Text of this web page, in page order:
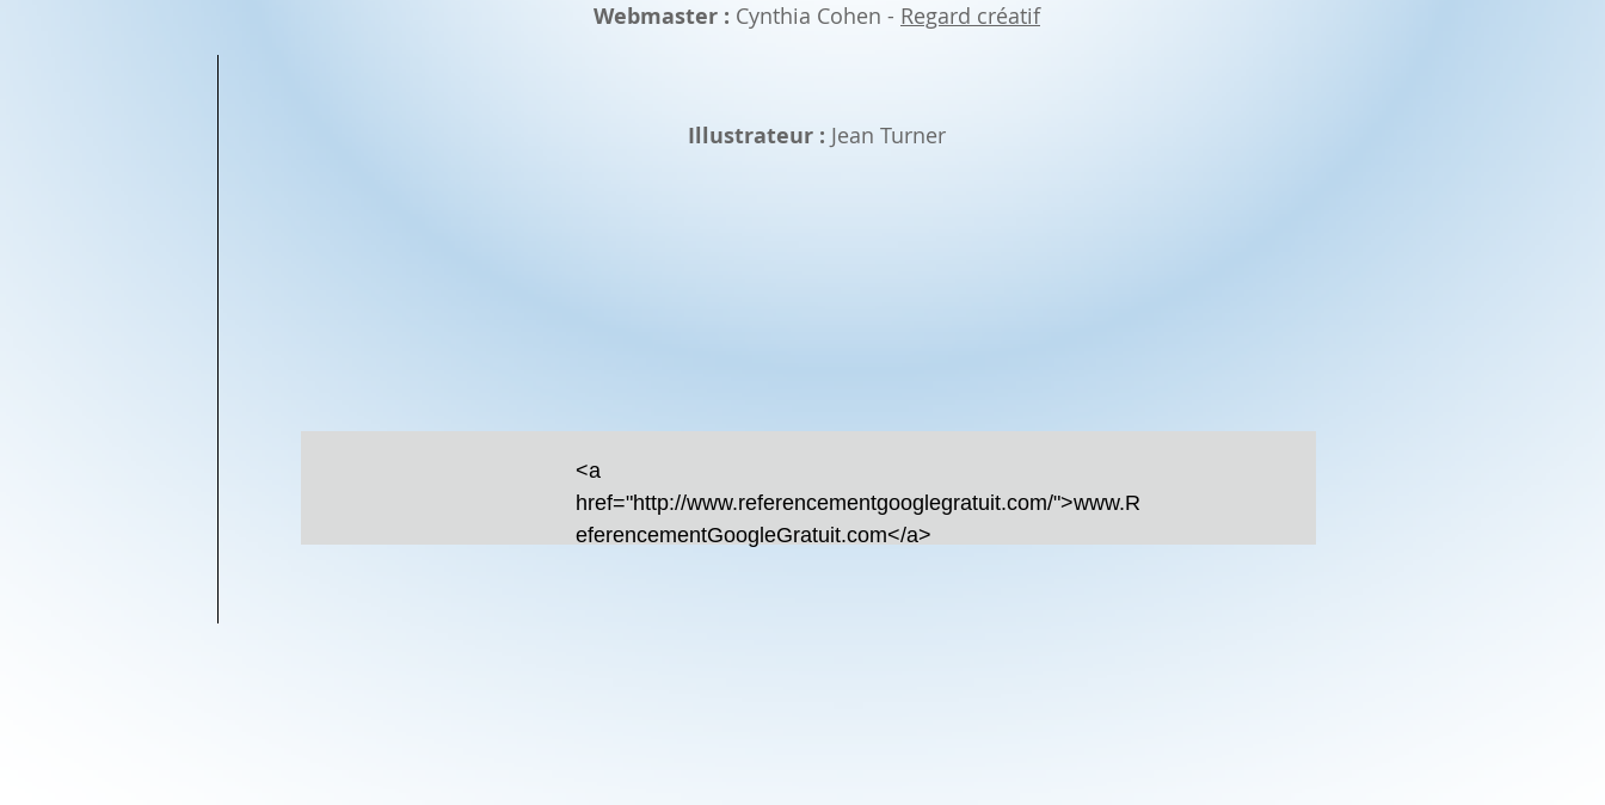
Webmaster : Cynthia Cohen - Regard créatif
Illustrateur : Jean Turner
<a
href="http://www.referencementgooglegratuit.com/">www.R
eferencementGoogleGratuit.com</a>